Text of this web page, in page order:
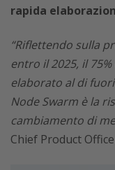
rapida
“Riflettendo sulla
entro il 2025, il
elaborato al di
Node Swarm è la
cambiamento di
Chief Product